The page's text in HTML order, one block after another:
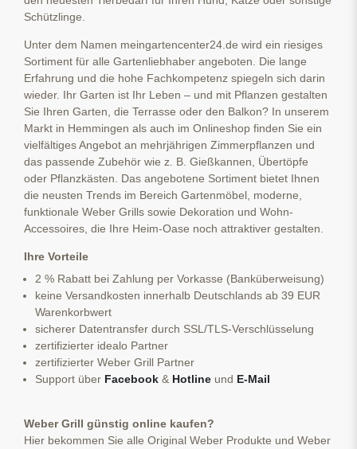
Schützlinge.
Unter dem Namen meingartencenter24.de wird ein riesiges
Sortiment für alle Gartenliebhaber angeboten. Die lange
Erfahrung und die hohe Fachkompetenz spiegeln sich darin
wieder. Ihr Garten ist Ihr Leben – und mit Pflanzen gestalten
Sie Ihren Garten, die Terrasse oder den Balkon? In unserem
Markt in Hemmingen als auch im Onlineshop finden Sie ein
vielfältiges Angebot an mehrjährigen Zimmerpflanzen und
das passende Zubehör wie z. B. Gießkannen, Übertöpfe
oder Pflanzkästen. Das angebotene Sortiment bietet Ihnen
die neusten Trends im Bereich Gartenmöbel, moderne,
funktionale Weber Grills sowie Dekoration und Wohn-
Accessoires, die Ihre Heim-Oase noch attraktiver gestalten.
Ihre Vorteile
2 % Rabatt bei Zahlung per Vorkasse (Banküberweisung)
keine Versandkosten innerhalb Deutschlands ab 39 EUR
Warenkorbwert
sicherer Datentransfer durch SSL/TLS-Verschlüsselung
zertifizierter idealo Partner
zertifizierter Weber Grill Partner
Support über Facebook & Hotline und E-Mail
Weber Grill günstig online kaufen?
Hier bekommen Sie alle Original Weber Produkte und Weber